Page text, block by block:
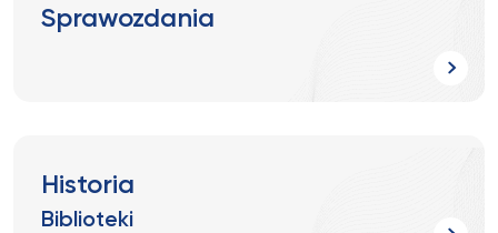
Sprawozdania
Historia
Biblioteki